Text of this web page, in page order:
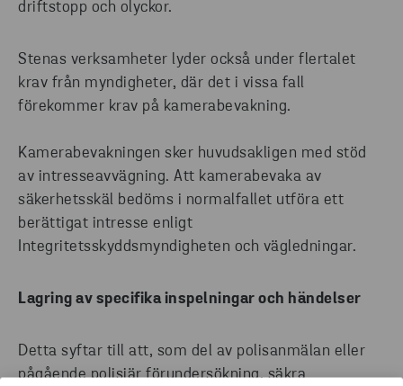
driftstopp och olyckor.
Stenas verksamheter lyder också under flertalet
krav från myndigheter, där det i vissa fall
förekommer krav på kamerabevakning.
Kamerabevakningen sker huvudsakligen med stöd
av intresseavvägning. Att kamerabevaka av
säkerhetsskäl bedöms i normalfallet utföra ett
berättigat intresse enligt
Integritetsskyddsmyndigheten och vägledningar.
Lagring av specifika inspelningar och händelser
Detta syftar till att, som del av polisanmälan eller
pågående polisiär förundersökning, säkra